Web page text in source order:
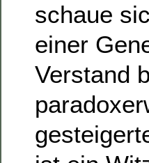
schaue
einer
Verstand